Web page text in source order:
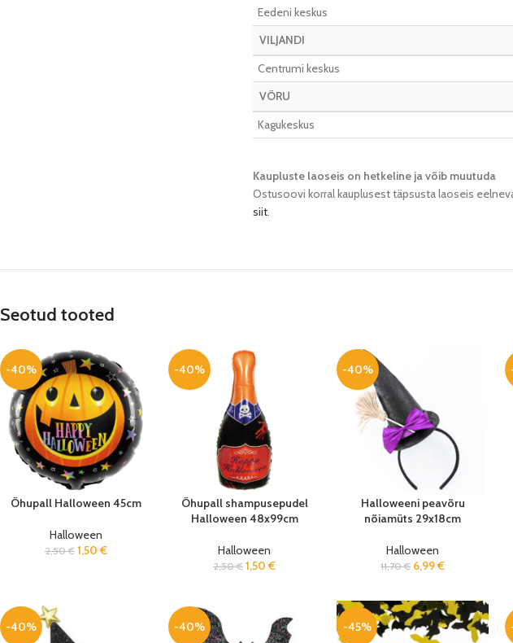
Eedeni keskus
VILJANDI
Centrumi keskus
VÕRU
Kagukeskus
Kaupluste laoseis on hetkeline ja võib muutuda​
Ostusoovi korral kauplusest täpsusta laoseis
siit.
Seotud tooted
-40%
Õhupall Halloween 45cm
Halloween
2,50€ 1,50 €
-40%
Õhupall shampusepudel
Halloween 48x99cm
Halloween
2,50€ 1,50 €
-40%
Halloweeni peavõru
nõiamüts 29x18cm
Halloween
11,70€ 6,99€
-40% -40% -45%